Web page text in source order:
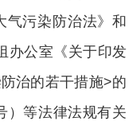
气污染防治法》和
办公室《关于印发
治的若干措施>的
）等法律法规有关